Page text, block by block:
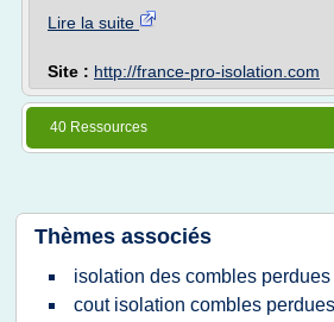
Lire la suite
Site : http://france-pro-isolation.com
40 Ressources
Thèmes associés
isolation des combles perdues
cout isolation combles perdues